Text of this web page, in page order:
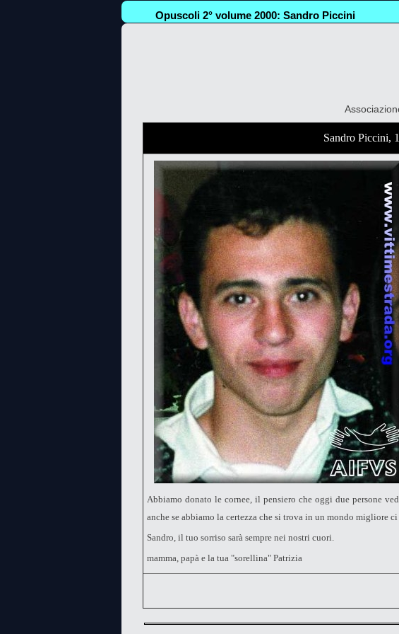
Opuscoli 2° volume 2000: Sandro Piccini
Sandro Piccini,
Abbiamo donato le cornee, il pensiero che oggi due persone
anche se abbiamo la certezza che si trova in un mondo migliore
Sandro, il tuo sorriso sarà sempre nei nostri cuori.
mamma, papà e la tua "sorellina" Patrizia